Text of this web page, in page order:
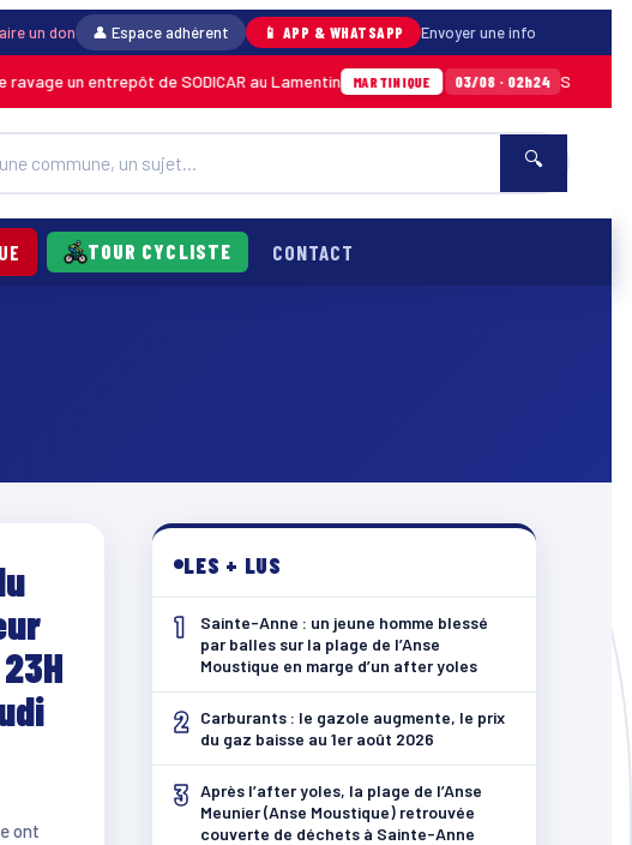
un don 👤 Espace adhérent 📱 APP & WHATSAPP Envoyer une info
un entrepôt de SODICAR au Lamentin MARTINIQUE 03/08 · 02h24 Sainte-Anne :
🔍
TOUR CYCLISTE CONTACT
ont
LES + LUS
1
Sainte-Anne : un jeune homme blessé
par balles sur la plage de l’Anse
Moustique en marge d’un after yoles
2
Carburants : le gazole augmente, le prix
du gaz baisse au 1er août 2026
3 Après l’after yoles, la plage de l’Anse
Meunier (Anse Moustique) retrouvée
couverte de déchets à Sainte-Anne